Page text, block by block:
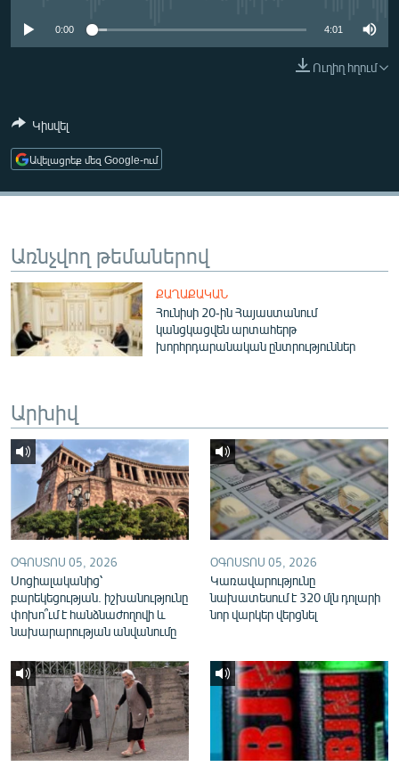
ՄՇԱԿՈՒՅԹ
ԿՈՐՈՆԱՎԻՐՈՒՍ
ԲԱՆԱՎԵՃ
ՁԳՏԵԼՈՎ ԼԱՎԱԳՈՒՅՆԻՆ
ՓՈԴՔԱՍԹ
English
Русский
ՀԵՏԵՎԵՔ ՄԵԶ
«Ազատության» բոլոր կայքերը
0:00 4:01
Ուղիղ հղում
Կիսվել
Ավելացրեք մեզ Google-ում
Առնչվող թեմաներով
ՔԱՂԱՔԱԿԱՆ
Հունիսի 20-ին Հայաստանում
կանցկացվեն արտահերթ
խորհրդարանական ընտրություններ
Արխիվ
ՕԳՈՍՏՈՍ 05, 2026
Սոցիալականից՝
բարեկեցության. իշխանությունը
փոխո՞ւմ է հանձնաժողովի և
նախարարության անվանումը
ՕԳՈՍՏՈՍ 05, 2026
Կառավարությունը
նախատեսում է 320 մլն դոլարի
նոր վարկեր վերցնել